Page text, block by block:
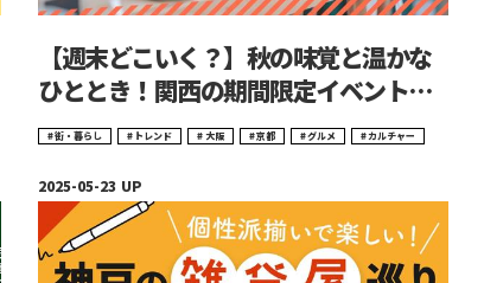
【週末どこいく？】秋の味覚と温かな
ひととき！関西の期間限定イベントま
とめ
街・暮らし トレンド 大阪 京都 グルメ カルチャー